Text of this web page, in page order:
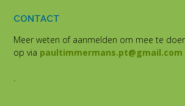
CONTACT
Meer weten of aanmelden om mee te
op via paultimmermans.pt@gmail.com